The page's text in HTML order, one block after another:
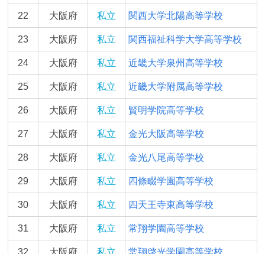
22 大阪府 私立 関西大学北陽高等学校
23 大阪府 私立 関西福祉科学大学高等学校
24 大阪府 私立 近畿大学泉州高等学校
25 大阪府 私立 近畿大学附属高等学校
26 大阪府 私立 賢明学院高等学校
27 大阪府 私立 金光大阪高等学校
28 大阪府 私立 金光八尾高等学校
29 大阪府 私立 四條畷学園高等学校
30 大阪府 私立 四天王寺東高等学校
31 大阪府 私立 常翔学園高等学校
32 大阪府 私立 常翔啓光学園高等学校